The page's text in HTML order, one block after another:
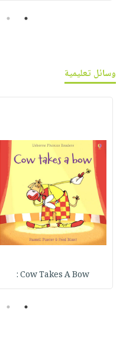
1
2
وسائل تعليمية
Cow Takes A Bow :
1
2